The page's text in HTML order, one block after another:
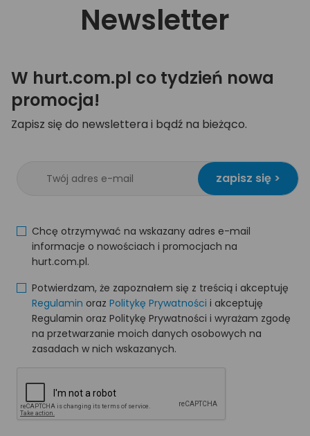
Newsletter
W hurt.com.pl co tydzień nowa
promocja!
Zapisz się do newslettera i bądź na bieżąco.
zapisz się >
Chcę otrzymywać na wskazany adres e-mail
informacje o nowościach i promocjach na
hurt.com.pl.
Potwierdzam, że zapoznałem się z treścią i akceptuję
Regulamin oraz Politykę Prywatności i akceptuję
Regulamin oraz Politykę Prywatności i wyrażam zgodę
na przetwarzanie moich danych osobowych na
zasadach w nich wskazanych.